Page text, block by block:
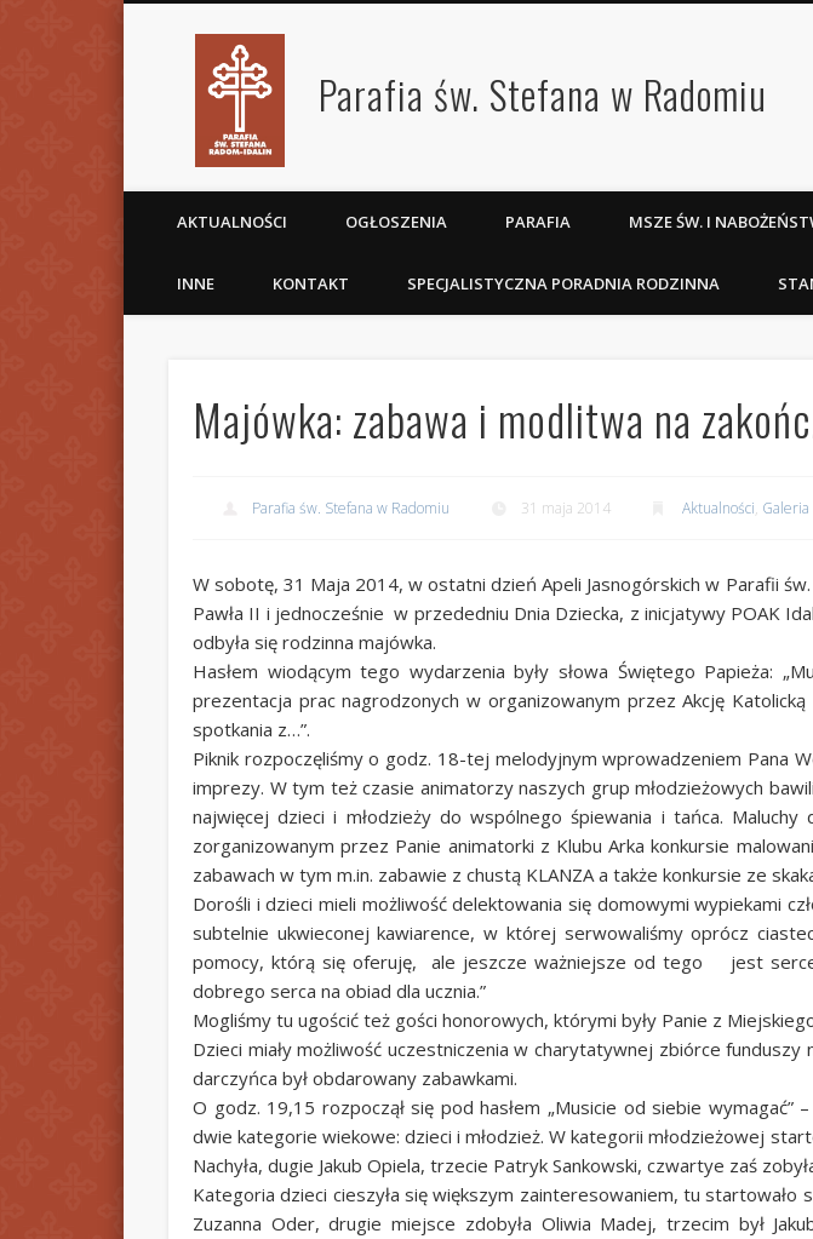
Parafia św. Stefana w Radomiu
AKTUALNOŚCI OGŁOSZENIA PARAFIA MSZE ŚW. I
INNE KONTAKT SPECJALISTYCZNA PORADNIA RODZINNA
Majówka: zabawa i modlitwa na
Parafia św. Stefana w Radomiu 31 maja 2014 Aktualności, Galeria
W sobotę, 31 Maja 2014, w ostatni dzień Apeli Jasnogórskich w Parafii
Pawła II i jednocześnie w przededniu Dnia Dziecka, z inicjatywy POAK
odbyła się rodzinna majówka.
Hasłem wiodącym tego wydarzenia były słowa Świętego Papieża:
prezentacja prac nagrodzonych w organizowanym przez Akcję
spotkania z…”.
Piknik rozpoczęliśmy o godz. 18-tej melodyjnym wprowadzeniem Pana
imprezy. W tym też czasie animatorzy naszych grup młodzieżowych
najwięcej dzieci i młodzieży do wspólnego śpiewania i tańca.
zorganizowanym przez Panie animatorki z Klubu Arka konkursie
zabawach w tym m.in. zabawie z chustą KLANZA a także konkursie ze
Dorośli i dzieci mieli możliwość delektowania się domowymi wypiekami
subtelnie ukwieconej kawiarence, w której serwowaliśmy oprócz
pomocy, którą się oferuję, ale jeszcze ważniejsze od tego jest
dobrego serca na obiad dla ucznia.”
Mogliśmy tu ugościć też gości honorowych, którymi były Panie z
Dzieci miały możliwość uczestniczenia w charytatywnej zbiórce
darczyńca był obdarowany zabawkami.
O godz. 19,15 rozpoczął się pod hasłem „Musicie od siebie wymagać”
dwie kategorie wiekowe: dzieci i młodzież. W kategorii młodzieżowej
Nachyła, dugie Jakub Opiela, trzecie Patryk Sankowski, czwartye zaś
Kategoria dzieci cieszyła się większym zainteresowaniem, tu startowało
Zuzanna Oder, drugie miejsce zdobyła Oliwia Madej, trzecim był